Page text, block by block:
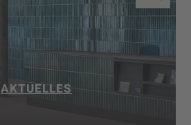
AKTUELLES